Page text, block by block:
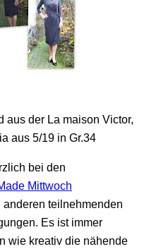
aus der La maison Victor,
aus 5/19 in Gr.34
bei den
Mittwoch
teilnehmenden
Es ist immer
wie kreativ die nähende